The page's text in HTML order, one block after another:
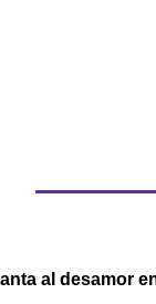
al desamor